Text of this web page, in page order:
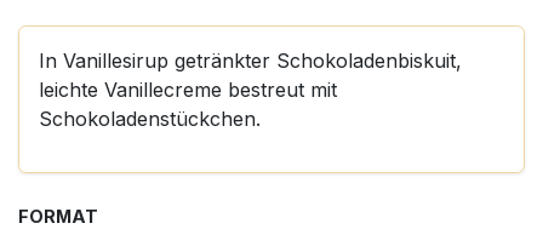
In Vanillesirup getränkter Schokoladenbiskuit,
leichte Vanillecreme bestreut mit
Schokoladenstückchen.
FORMAT